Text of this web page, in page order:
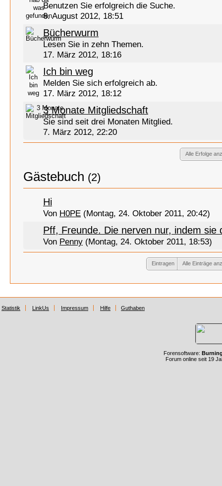
Benutzen Sie erfolgreich die Suche.
6. August 2012, 18:51
Bücherwurm
Lesen Sie in zehn Themen.
17. März 2012, 18:16
Ich bin weg
Melden Sie sich erfolgreich ab.
17. März 2012, 18:12
3 Monate Mitgliedschaft
Sie sind seit drei Monaten Mitglied.
7. März 2012, 22:20
Alle Erfolge
Gästebuch (2)
Hi
Von H0PE (Montag, 24. Oktober 2011, 20:42)
Pff, Freunde. Die nerven nur, indem sie
Von Penny (Montag, 24. Oktober 2011, 18:53)
Alle Einträge
Eintragen
Statistik LinkUs Impressum Hilfe Guthaben
Forensoftware:
Forum online seit 19